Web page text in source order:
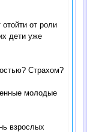
от роли
дети уже
Страхом?
молодые
взрослых